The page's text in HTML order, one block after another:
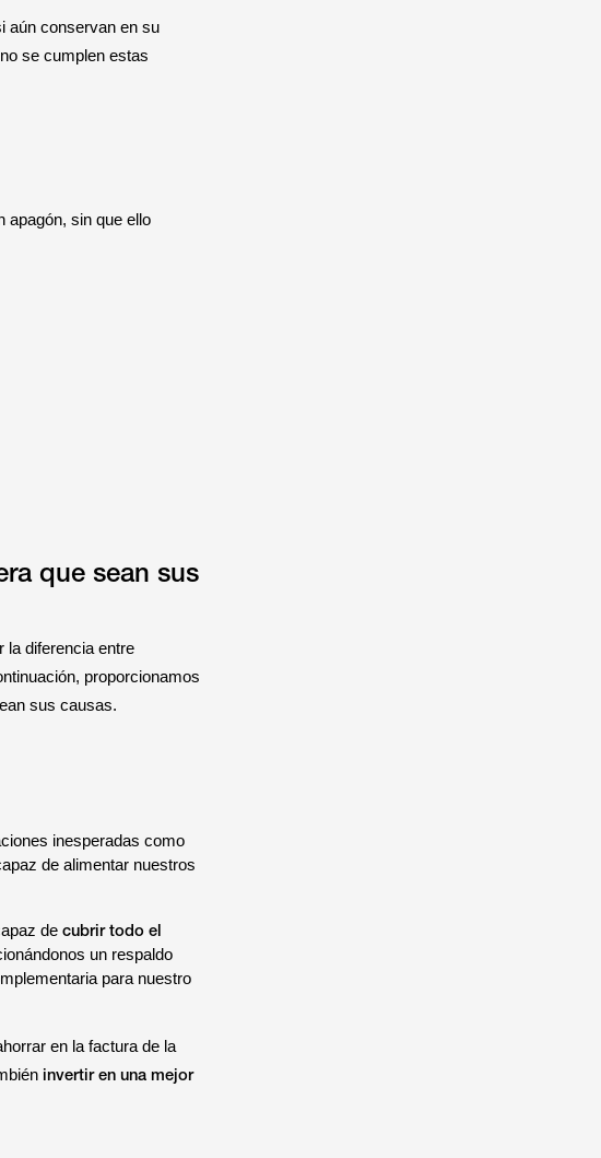
aún conservan en su
se cumplen estas
sin que ello
que sean sus
la diferencia entre
proporcionamos
sus causas.
inesperadas como
de alimentar nuestros
de cubrir todo el
un respaldo
para nuestro
en la factura de la
invertir en una mejor